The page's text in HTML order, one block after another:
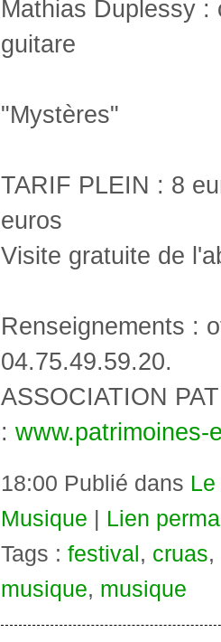
Mathias Duplessy
guitare
"Mystères"
TARIF PLEIN : 8
euros
Visite gratuite de
Renseignements :
04.75.49.59.20.
ASSOCIATION
: www.patrimoines-
18:00 Publié dans
Musique
Lien
Tags : festival , cruas,
musique, musique